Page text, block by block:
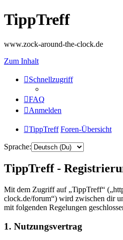
TippTreff
www.zock-around-the-clock.de
Zum Inhalt
Schnellzugriff
FAQ
Anmelden
TippTreff Foren-Übersicht
Sprache:
TippTreff -
Mit dem Zugriff auf „TippTreff“
clock.de/forum“) wird zwischen dir
mit folgenden Regelungen
1. Nutzungsvertrag